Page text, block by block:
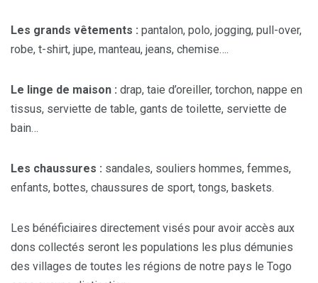
Les grands vêtements : pantalon, polo, jogging, pull-over,
robe, t-shirt, jupe, manteau, jeans, chemise….
Le linge de maison : drap, taie d’oreiller, torchon, nappe en
tissus, serviette de table, gants de toilette, serviette de
bain…
Les chaussures : sandales, souliers hommes, femmes,
enfants, bottes, chaussures de sport, tongs, baskets.
Les bénéficiaires directement visés pour avoir accès aux
dons collectés seront les populations les plus démunies
des villages de toutes les régions de notre pays le Togo